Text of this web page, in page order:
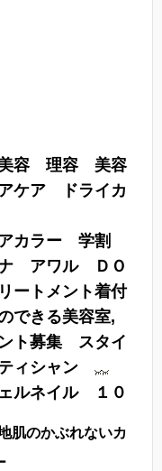
容 理容 美容
ケア
ドライカ
カラー 学割
ナ アワル ＤＯ
ートメント着付
できる美容室,
ト募集 スタイ
ィシャン
ルネイル １０
肌のかぶれないカ